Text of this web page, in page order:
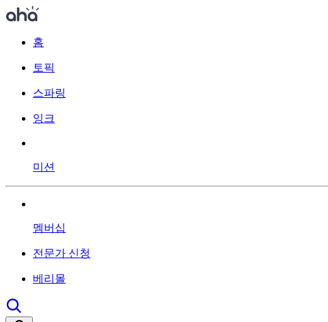
홈
토픽
스파링
잉크
미션
멤버십
전문가 신청
베리몰